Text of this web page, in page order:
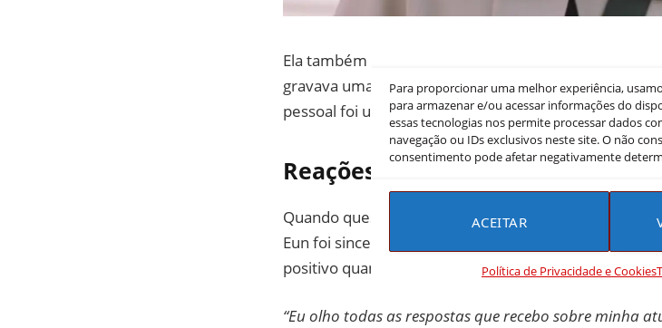
Para proporcionar uma melhor experiência,
para armazenar e/ou acessar informações do
essas tecnologias nos permite processar dados
navegação ou IDs exclusivos neste site. O não
consentimento pode afetar negativamente
ACEITAR
Política de Privacidade e Cookies
Ela também mencionou um momento especial
gravava uma cena de briga entre Mi Rae e sua mãe,
pessoal foi um dos fatores que ajudou Son Na Eun a
Reações do Público e
Quando questionada sobre as reações do público
Eun foi sincera ao afirmar que acompanha de perto
positivo quanto negativo. Ela explicou:
“Eu olho todas as respostas que recebo sobre minha